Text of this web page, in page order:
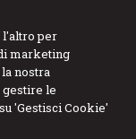
l'altro per
marketing
nostra
gestire le
'Gestisci Cookie'
del Lavoro